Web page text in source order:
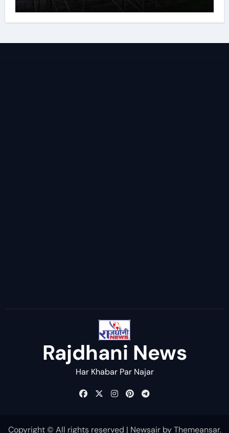
Rajdhani News
Har Khabar Par Najar
Copyright © All rights reserved | NewsairbyThemeansar.